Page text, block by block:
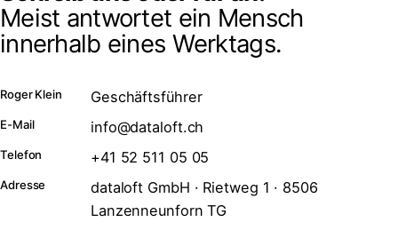
Meist antwortet ein Mensch
innerhalb eines Werktags.
Roger Klein Geschäftsführer
E-Mail info@dataloft.ch
Telefon +41 52 511 05 05
Adresse
dataloft GmbH · Rietweg 1 · 8506
Lanzenneunforn TG